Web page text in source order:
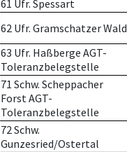
61 Ufr. Spessart
62 Ufr. Gramschatzer Wald
63 Ufr. Haßberge AGT-
Toleranzbelegstelle
71 Schw. Scheppacher
Forst AGT-
Toleranzbelegstelle
72 Schw.
Gunzesried/Ostertal